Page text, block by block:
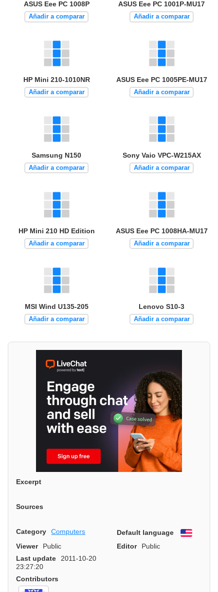
ASUS Eee PC 1008P
Añadir a comparar
ASUS Eee PC 1001P-MU17
Añadir a comparar
HP Mini 210-1010NR
Añadir a comparar
ASUS Eee PC 1005PE-MU17
Añadir a comparar
Samsung N150
Añadir a comparar
Sony Vaio VPC-W215AX
Añadir a comparar
HP Mini 210 HD Edition
Añadir a comparar
ASUS Eee PC 1008HA-MU17
Añadir a comparar
MSI Wind U135-205
Añadir a comparar
Lenovo S10-3
Añadir a comparar
Excerpt
Sources
Category Computers Default language
English
Viewer
Public Editor
Public
Last update
2011-10-20
23:27:20
Contributors